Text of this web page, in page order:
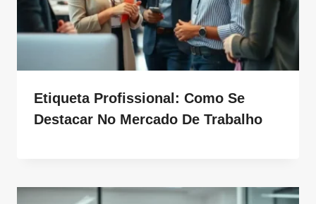
Etiqueta Profissional: Como Se
Destacar No Mercado De Trabalho